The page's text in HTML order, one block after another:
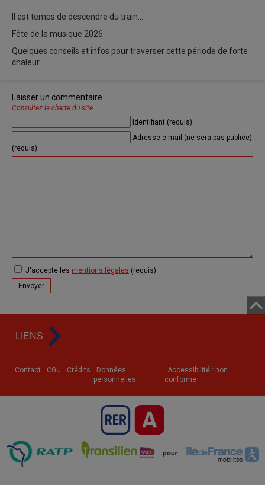
Il est temps de descendre du train…
Fête de la musique 2026
Quelques conseils et infos pour traverser cette période de forte
chaleur
Laisser un commentaire
Consultez la charte du site
Identifiant (requis)
Adresse e-mail (ne sera pas publiée)
(requis)
J'accepte les mentions légales (requis)
LIENS
Contact CGU Crédits
Données
personnelles
Accessibilité : non
conforme